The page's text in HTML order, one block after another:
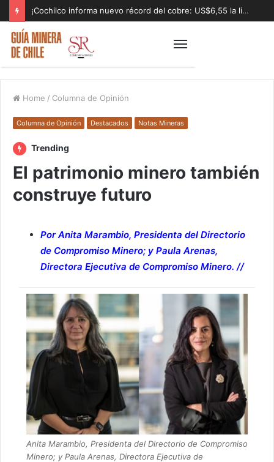
¡Cochilco informa nuevo récord del cobre: US$6,55 la libra!
Home / Columna de Opinión
Columna de Opinión Destacados Notas Mineras
Trending
El patrimonio minero también
construye futuro
Por Anita Marambio, Presidenta del Directorio
de Compromiso Minero; y Paula Arenas,
Directora Ejecutiva de Compromiso Minero. //
Anita Marambio, Presidenta del Directorio de Compromiso
Minero; y Paula Arenas, Directora Ejecutiva de